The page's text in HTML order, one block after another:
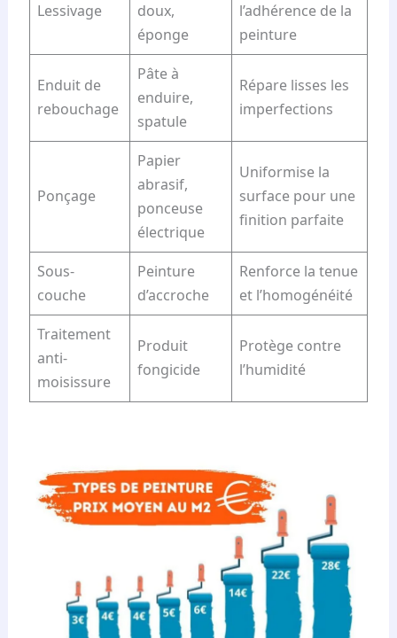
Lessivage
doux,
éponge
l’adhérence de la
peinture
Enduit de
rebouchage
Pâte à
enduire,
spatule
Répare lisses les
imperfections
Ponçage
Papier
abrasif,
ponceuse
électrique
Uniformise la
surface pour une
finition parfaite
Sous-
couche
Peinture
d’accroche
Renforce la tenue
et l’homogénéité
Traitement
anti-
moisissure
Produit
fongicide
Protège contre
l’humidité